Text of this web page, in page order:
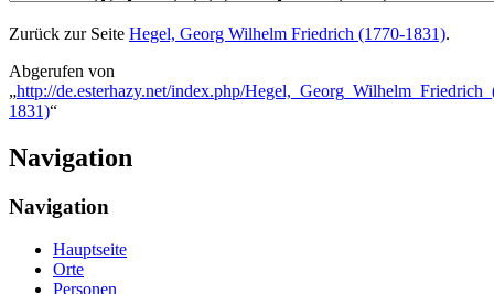
Zurück zur Seite Hegel, Georg Wilhelm Friedrich (1770-1831).
Abgerufen von
„http://de.esterhazy.net/index.php/
1831)“
Navigation
Navigation
Hauptseite
Orte
Personen